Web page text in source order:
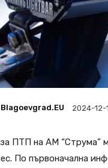
2024-12-
ПТП на АМ “Струма”
По първоначална